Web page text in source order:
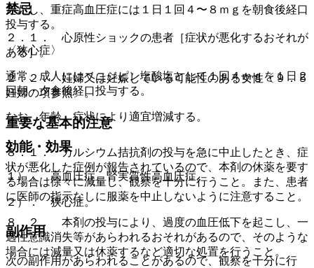
禁忌
２．１． 心原性ショックの患者［症状が悪化するおそれが
ある］。
２．２． 妊婦又は妊娠している可能性のある女性〔９．５
妊婦の項参照〕。
重要な基本的注意
８．１． カルシウム拮抗剤の投与を急に中止したとき、症
状が悪化した症例が報告されているので、本剤の休薬を要す
る場合は徐々に減量し、観察を十分に行うこと。また、患者
に医師の指示なしに服薬を中止しないように注意すること。
８．２． 本剤の投与により、過度の血圧低下を起こし、一
過性意識消失等があらわれるおそれがあるので、そのような
場合には減量又は休薬するなど適切な処置を行うこと。
ただし、重症高血圧症には１日１回４〜８ｍｇを朝食後経口
投与する。
〈狭心症〉
通常、成人にはベニジピン塩酸塩として１回４ｍｇを１日２
回朝・夕食後経口投与する。
なお、年齢、症状により適宜増減する。
効能・効果
１）． 高血圧症、腎実質性高血圧症。
２）． 狭心症。
副作用
次の副作用があらわれることがあるので、観察を十分に行